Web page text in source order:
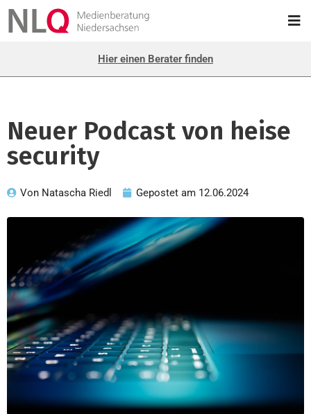
Hier einen Berater finden
Neuer Podcast von heise
security
Von Natascha Riedl Gepostet am 12.06.2024